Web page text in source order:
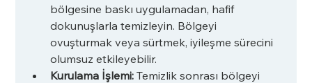
bölgesine baskı uygulamadan, hafif
dokunuşlarla temizleyin. Bölgeyi
ovuşturmak veya sürtmek, iyileşme sürecini
olumsuz etkileyebilir.
Kurulama İşlemi: Temizlik sonrası bölgeyi